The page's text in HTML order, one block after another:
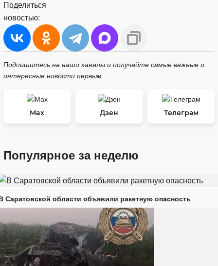
Поделиться
новостью:
Подпишитесь на наши каналы и получайте самые важные и
интересные новости первым
Max Дзен Телеграм
Популярное за неделю
Саратовской области объявили ракетную опасность